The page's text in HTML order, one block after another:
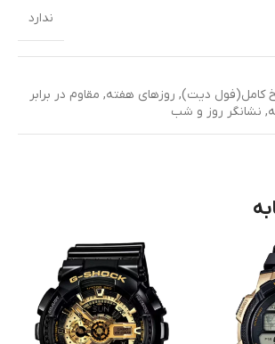
ندارد
کامل(فول دیت), روزهای هفته, مقاوم در برابر
, نشانگر روز و شب